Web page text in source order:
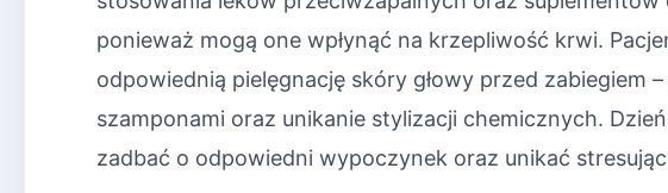
ponieważ mogą one wpłynąć na krzepliwość krwi.
odpowiednią pielęgnację skóry głowy przed zabiegiem
szamponami oraz unikanie stylizacji chemicznych.
zadbać o odpowiedni wypoczynek oraz unikać